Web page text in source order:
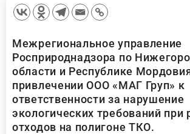
Межрегиональное управление
Росприроднадзора по
области и Республике
привлечении ООО «МАГ Груп» к
ответственности за нарушение
экологических требований
отходов на полигоне ТКО.